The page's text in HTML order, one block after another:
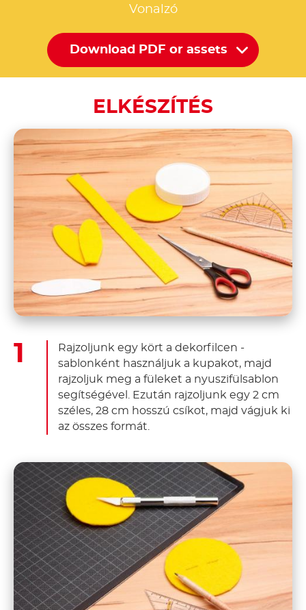
Vonalzó
Download PDF or assets
ELKÉSZÍTÉS
Rajzoljunk egy kört a dekorfilcen -
sablonként használjuk a kupakot, majd
rajzoljuk meg a füleket a nyuszifülsablon
segítségével. Ezután rajzoljunk egy 2 cm
széles, 28 cm hosszú csíkot, majd vágjuk ki
az összes formát.